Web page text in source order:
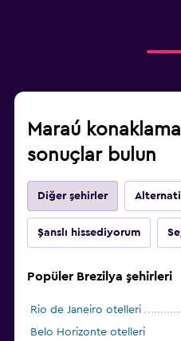
Maraú
sonuçlar bulun
Diğer şehirler
Şanslı hissediyorum
Popüler Brezilya şehirleri
Rio de Janeiro otelleri
Belo Horizonte otelleri